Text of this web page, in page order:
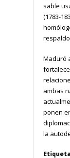
sable
(1783-
Maduró
ambas
ponen
la